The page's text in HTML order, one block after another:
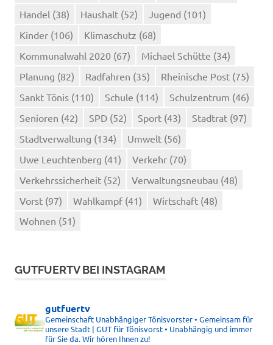
Handel (38) Haushalt (52) Jugend (101)
Kinder (106) Klimaschutz (68)
Kommunalwahl 2020 (67) Michael Schütte (34)
Planung (82) Radfahren (35) Rheinische Post (75)
Sankt Tönis (110) Schule (114) Schulzentrum (46)
Senioren (42) SPD (52) Sport (43) Stadtrat (97)
Stadtverwaltung (134) Umwelt (56)
Uwe Leuchtenberg (41) Verkehr (70)
Verkehrssicherheit (52) Verwaltungsneubau (48)
Vorst (97) Wahlkampf (41) Wirtschaft (48)
Wohnen (51)
GUTFUERTV BEI INSTAGRAM
gutfuertv
Gemeinschaft Unabhängiger Tönisvorster • Gemeinsam für
unsere Stadt | GUT für Tönisvorst • Unabhängig und immer
für Sie da. Wir hören Ihnen zu!